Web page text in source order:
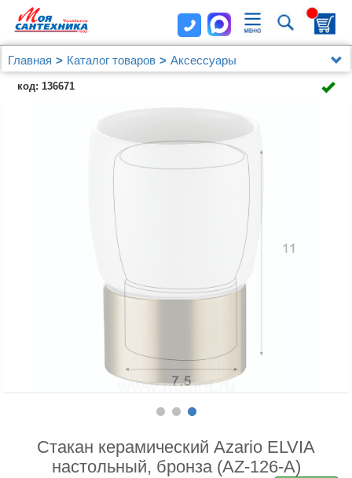
Главная Каталог товаров
Аксессуары
Стакан керамический Azario ELVIA настольный,
бронза (AZ-126-A)
код: 136671
Стакан керамический Azario ELVIA
настольный, бронза (AZ-126-A)